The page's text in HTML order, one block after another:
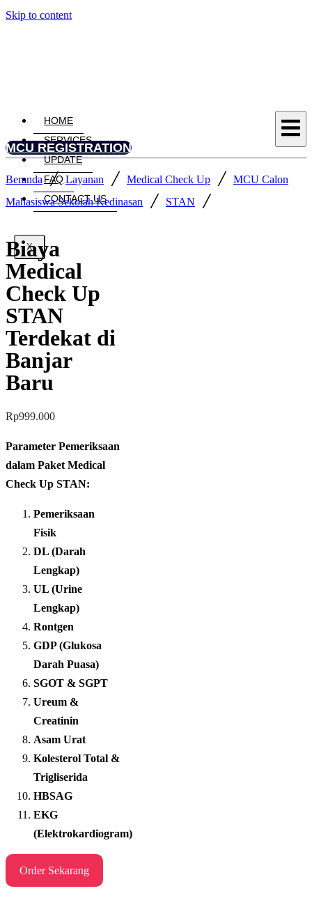
Skip to content
HOME
SERVICES
UPDATE
FAQ
CONTACT US
X
MCU REGISTRATION
Beranda / Layanan / Medical Check Up / MCU Calon
Mahasiswa Sekolah Kedinasan
/ STAN
/
Biaya
Medical
Check Up
STAN
Terdekat di
Banjar
Baru
Rp999.000
Parameter Pemeriksaan
dalam Paket Medical
Check Up STAN:
Pemeriksaan
Fisik
DL (Darah
Lengkap)
UL (Urine
Lengkap)
Rontgen
GDP (Glukosa
Darah Puasa)
SGOT & SGPT
Ureum &
Creatinin
Asam Urat
Kolesterol Total &
Trigliserida
HBSAG
EKG
(Elektrokardiogram)
Order Sekarang